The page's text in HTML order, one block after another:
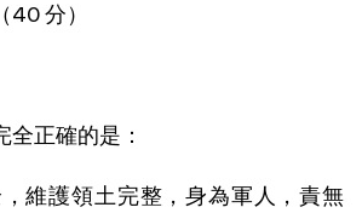
分）
正確的是：
維護領土完整，身為軍人，責無